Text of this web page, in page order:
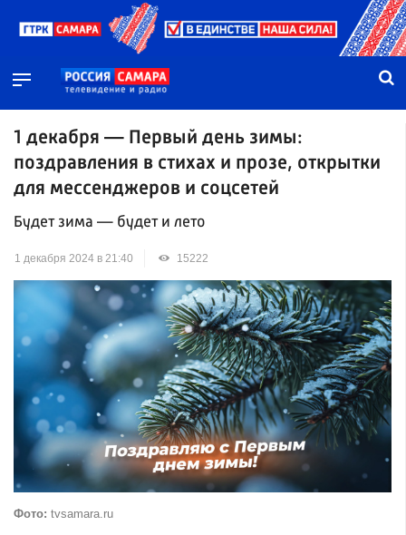
1 декабря — Первый день зимы:
поздравления в стихах и прозе, открытки
для мессенджеров и соцсетей
Будет зима — будет и лето
1 декабря 2024 в 21:40 15222
Фото: tvsamara.ru